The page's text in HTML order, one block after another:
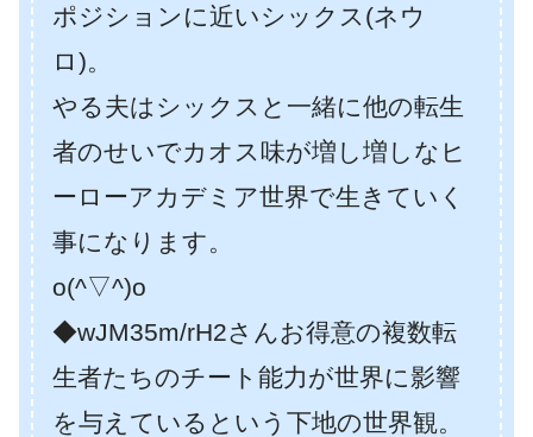
ポジションに近いシックス(ネウ
ロ)。
やる夫はシックスと一緒に他の転生
者のせいでカオス味が増し増しなヒ
ーローアカデミア世界で生きていく
事になります。
o(^▽^)o
◆wJM35m/rH2さんお得意の複数転
生者たちのチート能力が世界に影響
を与えているという下地の世界観。